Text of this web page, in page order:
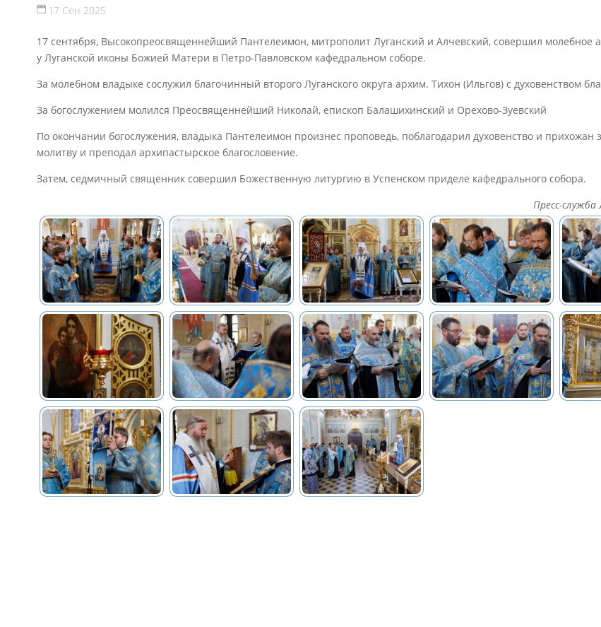
17 Сен 2025
17 сентября, Высокопреосвященнейший Пантелеимон, митрополит Луганский и Алчевский, совершил молебное
у Луганской иконы Божией Матери в Петро-Павловском кафедральном соборе.
За молебном владыке сослужил благочинный второго Луганского округа архим. Тихон (Ильгов) с духовенством
За богослужением молился Преосвященнейший Николай, епископ Балашихинский и Орехово-Зуевский
По окончании богослужения, владыка Пантелеимон произнес проповедь, поблагодарил духовенство и прихожан
молитву и преподал архипастырское благословение.
Затем, седмичный священник совершил Божественную литургию в Успенском приделе кафедрального собора.
Пресс-служба